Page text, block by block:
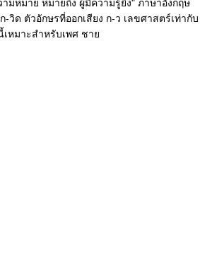
มหมาย หมายถึง ผู้มีความรู้ยิ่ง" ภาษาอังกฤษ
-วิด ตัวอักษรที่ออกเสียง ก-ว เลขศาสตร์เท่ากั
หมาะสำหรับเพศ ชาย